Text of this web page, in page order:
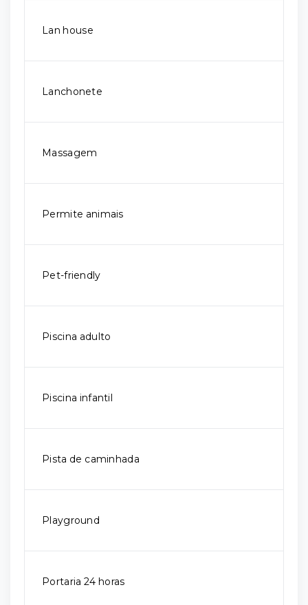
Lan house
Lanchonete
Massagem
Permite animais
Pet-friendly
Piscina adulto
Piscina infantil
Pista de caminhada
Playground
Portaria 24 horas